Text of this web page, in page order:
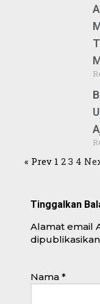
« Prev 1 2 3 4
Tinggalkan
Alamat email
Nama *